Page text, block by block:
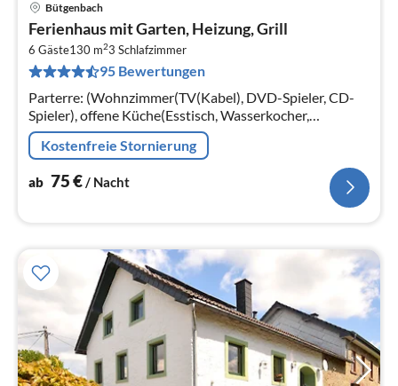
Bütgenbach
Ferienhaus mit Garten, Heizung, Grill
6 Gäste130 m23 Schlafzimmer
95 Bewertungen
Parterre: (Wohnzimmer(TV(Kabel), DVD-Spieler, CD-
Spieler), offene Küche(Esstisch, Wasserkocher,
Kochherd(elektrisch), Kaffeemaschine(Filter)
Kostenfreie Stornierung
ab 75€/ Nacht